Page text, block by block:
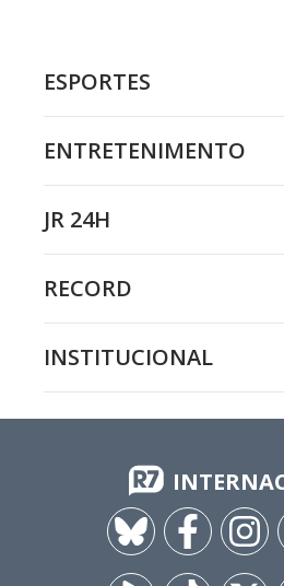
ESPORTES
ENTRETENIMENTO
JR 24H
RECORD
INSTITUCIONAL